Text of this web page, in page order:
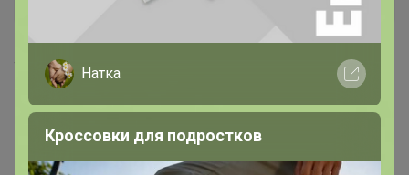
4 сентября, 2025 19:28
Натка
Кроссовки для подростков